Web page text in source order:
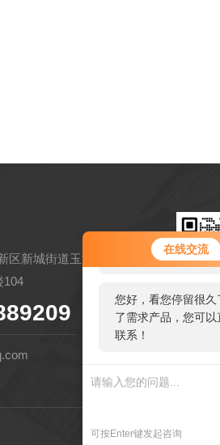
在线交流
您好！欢迎前来咨询
服务，请问您要咨询
您好，看您停留很久
了需求产品，您可
联系！
可按Enter键发起咨询
区新城街道玉清社区金马路
104
扫码
管理登陆技术支持：